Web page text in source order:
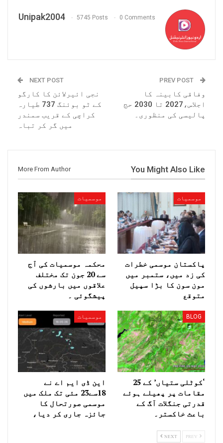
Unipak2004 5745 Posts 0 Comments
وفاقی کابینہ کا
اجلاس،2027 تا 2030 حج
پالیسی کی منظوری۔
NEXT POST
نجی ائیرلائن کا کارگو
کے ٹو بوئنگ 737 طیارہ
کراچی کے قریب سمندر
میں گر کر تباہ
You Might Also Like
More From Author
موسمیات
پاکستان موسمی خطرات
کی زد میں، ستمبر میں
مون سون کا بڑا سپیل
متوقع
موسمیات
محکمہ موسمیات کی آج
سے 20 جون تک مختلف
علاقوں میں بارشوں کی
پیشگوئی ۔
BLOG
‘کوٹلی ستیاں’ کے 25
مقامات پر پھیلے ہوئے
قدرتی جنگلات آگ کے
باعث خاکستر۔
موسمیات
این ڈی ایم اے نے
18سے23 مئی تک ملک میں
موسمی صورتحال کا
جائزہ جاری کر دیا،
NEXT